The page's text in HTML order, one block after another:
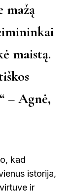
mažą
maistą.
– Agnė,
kad
istorija,
ir